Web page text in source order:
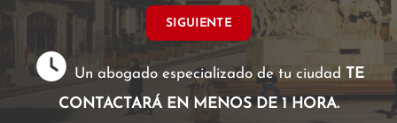
SIGUIENTE
Un abogado especializado de tu ciudad TE
CONTACTARÁ EN MENOS DE 1 HORA.